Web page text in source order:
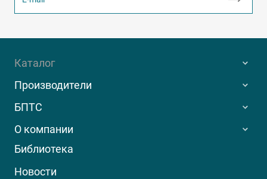
Каталог
Производители
БПТС
О компании
Библиотека
Новости